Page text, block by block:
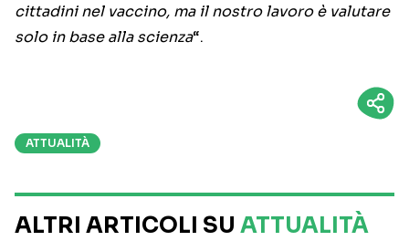
cittadini nel vaccino, ma il nostro lavoro è valutare
solo in base alla scienza“.
ATTUALITÀ
ALTRI ARTICOLI SU ATTUALITÀ